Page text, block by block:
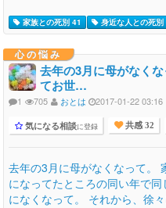
家族との死別 41 身近な人との死別
心の悩み
去年の3月に母がなく
てお世…
1 705 おとは 2017-01-22 03:16
気になる相談に登録 共感 32
去年の3月に母がなくなって。
になってたところの同い年で
になくなって。 それから、徐